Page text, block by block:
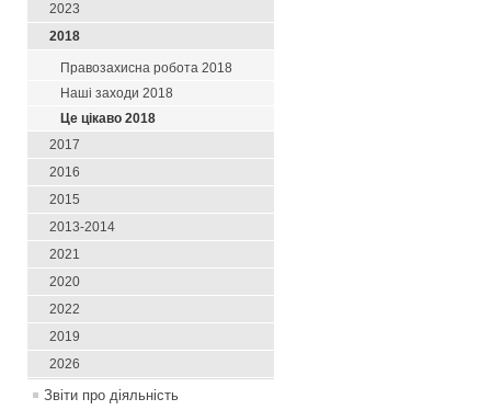
2023
2018
Правозахисна робота 2018
Наші заходи 2018
Це цікаво 2018
2017
2016
2015
2013-2014
2021
2020
2022
2019
2026
Звіти про діяльність